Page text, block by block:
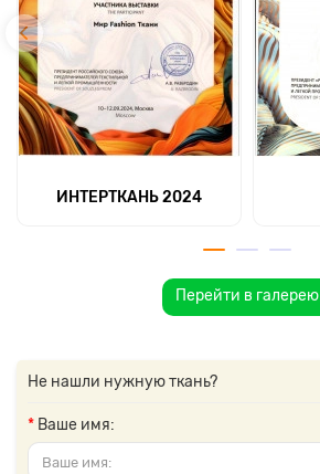
ИНТЕРТКАНЬ 2024
Перейти в галерею
Не нашли нужную ткань?
Ваше имя: